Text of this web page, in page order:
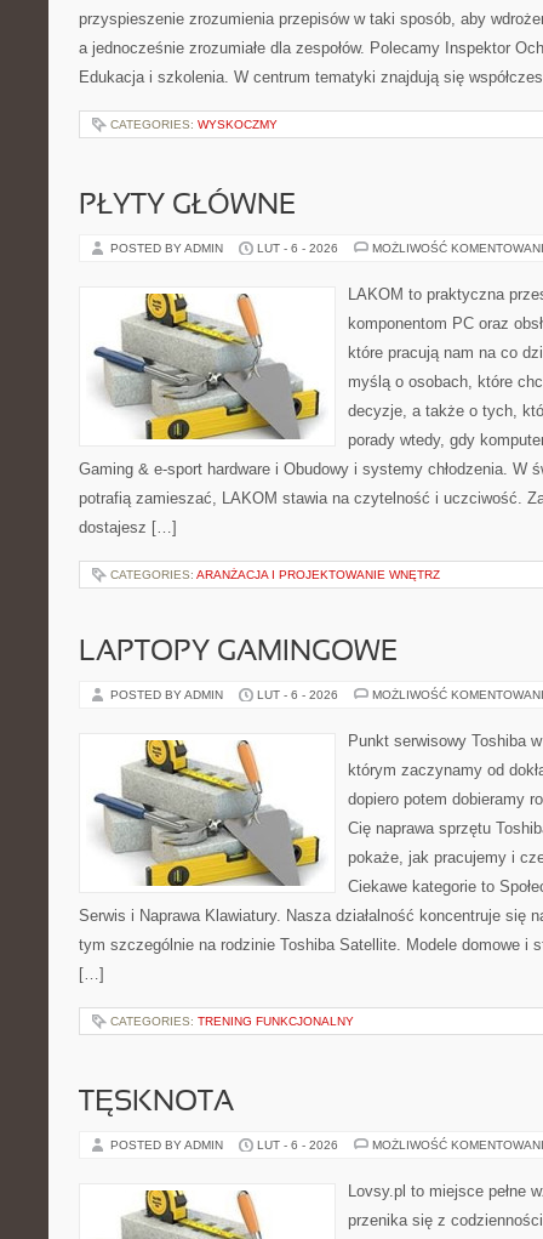
przyspieszenie zrozumienia przepisów w taki sposób, aby
a jednocześnie zrozumiałe dla zespołów. Polecamy Inspektor
Edukacja i szkolenia. W centrum tematyki znajdują się
CATEGORIES: WYSKOCZMY
PŁYTY GŁÓWNE
POSTED BY ADMIN LUT - 6 - 2026 MOŻLIWOŚĆ
LAKOM to praktyczna
komponentom PC oraz
które pracują nam na co
myślą o osobach, które
decyzje, a także o tych,
porady wtedy, gdy
Gaming & e-sport hardware i Obudowy i systemy chłodzenia. W
potrafią zamieszać, LAKOM stawia na czytelność i uczciwość.
dostajesz […]
CATEGORIES: ARANŻACJA I PROJEKTOWANIE WNĘTRZ
LAPTOPY GAMINGOWE
POSTED BY ADMIN LUT - 6 - 2026 MOŻLIWOŚĆ
Punkt serwisowy Toshiba
którym zaczynamy od
dopiero potem dobieramy
Cię naprawa sprzętu
pokaże, jak pracujemy i
Ciekawe kategorie to
Serwis i Naprawa Klawiatury. Nasza działalność koncentruje się
tym szczególnie na rodzinie Toshiba Satellite. Modele domowe i
[…]
CATEGORIES: TRENING FUNKCJONALNY
TĘSKNOTA
POSTED BY ADMIN LUT - 6 - 2026 MOŻLIWOŚĆ
Lovsy.pl to miejsce pełne
przenika się z